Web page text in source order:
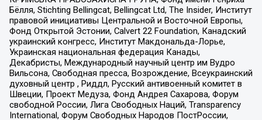
Бёлля, Stichting Bellingcat, Bellingcat Ltd, The Insider, Институт
правовой инициативы Центральной и Восточной Европы,
Фонд Открытой Эстонии, Calvert 22 Foundation, Канадский
украинский конгресс, Институт Макдональда-Лорье,
Украинская национальная федерация Канады,
Декабристы, Международный научный центр им Вудро
Вильсона, Свободная пресса, Возрождение, Всеукраинский
духовный центр , Риддл, Русский антивоенный комитет в
Швеции, Проект Медуза, Фонд Андрея Сахарова, Форум
свободной России, Лига Свободных Наций, Transparеncy
International, Форум Свободных Народов ПостРоссии,